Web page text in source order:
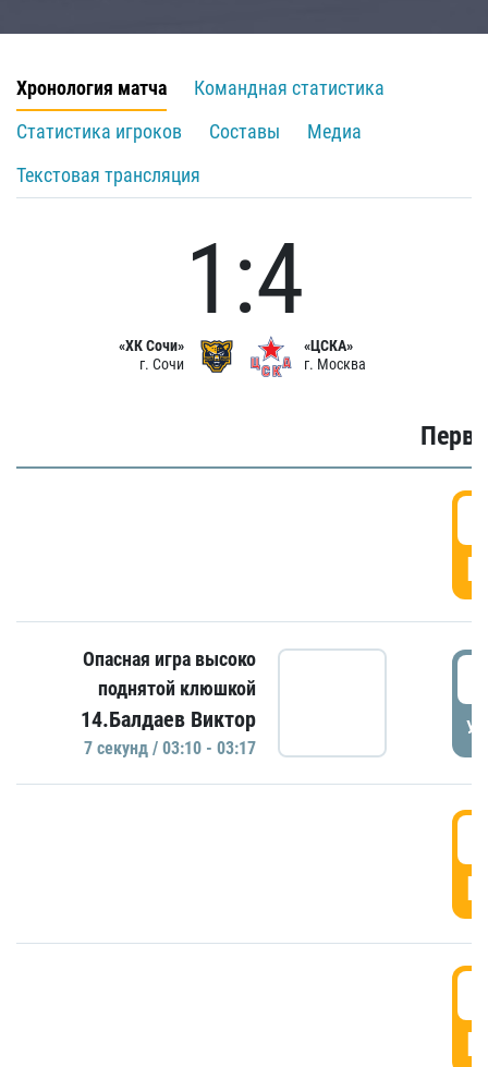
Хронология матча
Командная статистика
Статистика игроков
Составы
Медиа
Текстовая трансляция
«ХК Сочи»
г. Сочи
1:4
«ЦСКА»
г. Москва
Опасная игра высоко
поднятой клюшкой
14.Балдаев Виктор
7 секунд / 03:10 - 03:17